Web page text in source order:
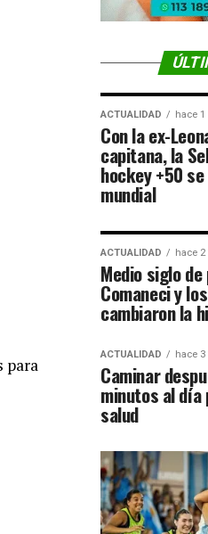
para
ACTUALIDAD hace 1
Con la ex-
capitana, la
hockey +50
mundial
ACTUALIDAD hace
Medio siglo
Comaneci y
cambiaron la
ACTUALIDAD hace
Caminar
minutos al
salud